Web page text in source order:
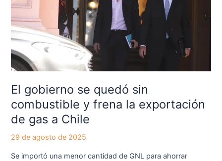
El gobierno se quedó sin
combustible y frena la exportación
de gas a Chile
29 de agosto de 2025
Se importó una menor cantidad de GNL para ahorrar
combustible
y
frena
la
exportación
de
gas
a
Chile